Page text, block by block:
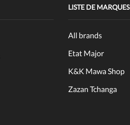
LISTE DE MARQUES
All brands
Etat Major
K&K Mawa Shop
Zazan Tchanga